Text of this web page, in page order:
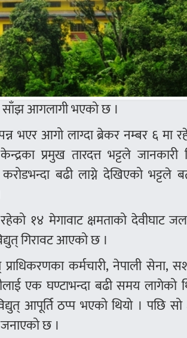
साँझ आगलागी भएको छ ।
भएर आगो लाग्दा ब्रेकर नम्बर ६ मा
प्रमुख तारदत्त भट्टले जानकारी
बढी लाग्ने देखिएको भट्टले
१४ मेगावाट क्षमताको देवीघाट
गिरावट आएको छ ।
कर्मचारी, नेपाली सेना,
एक घण्टाभन्दा बढी समय लागेको
आपूर्ति ठप्प भएको थियो । पछि सो
जनाएको छ ।